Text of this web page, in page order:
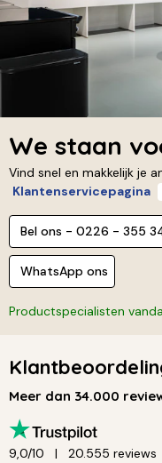
We staan
Vind snel en makkelijk je
Klantenservicepagina
Bel ons - 0226 - 355
WhatsApp ons
Productspecialisten
Meer dan 34.000
9,0/10 20.555 reviews